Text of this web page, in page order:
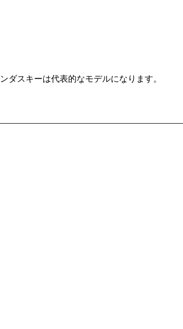
ダスキーは代表的なモデルになります。